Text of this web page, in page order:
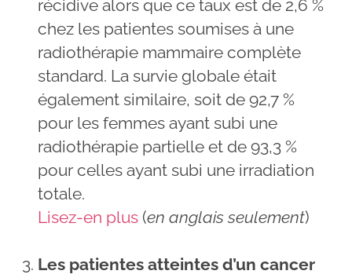
récidive alors que ce taux est de 2,6 %
chez les patientes soumises à une
radiothérapie mammaire complète
standard. La survie globale était
également similaire, soit de 92,7 %
pour les femmes ayant subi une
radiothérapie partielle et de 93,3 %
pour celles ayant subi une irradiation
totale.
Lisez-en plus (en anglais seulement)
Les patientes atteintes d’un cancer